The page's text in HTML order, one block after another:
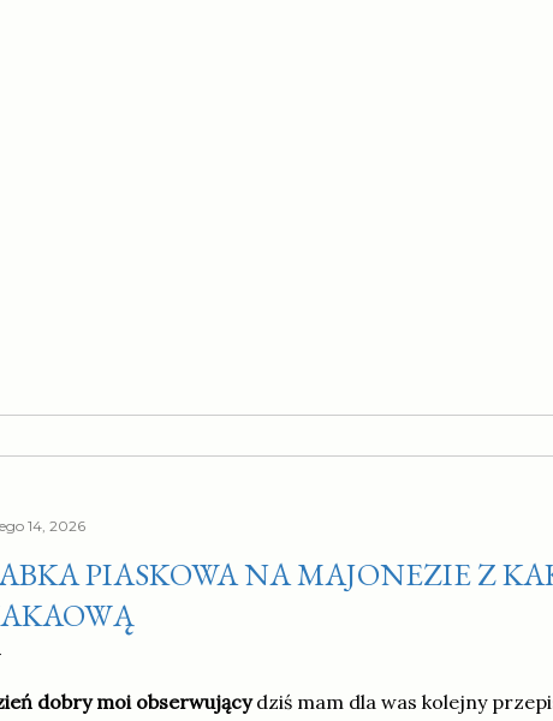
14, 2026
PIASKOWA NA MAJONEZIE Z
dobry moi obserwującydziś mam dla was kolejny